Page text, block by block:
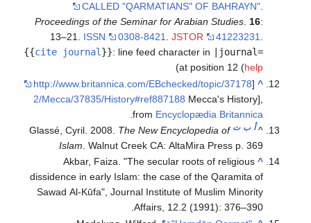
CALLED "QARMATIANS" OF BAHRAYN"
Proceedings of the Seminar for Arabian Studies .16
13–21.ISSN 0308-8421 .JSTOR 41223231
{{cite journal}} :line feed character in
|journal=
at position 12 (help
)
^
[
http://www.britannica.com/EBchecked/topic/37178
2/Mecca/37835/History#ref887188Mecca's History],
fromEncyclopædia Britannica
.
^أ ب ت Glassé, Cyril. 2008.The New Encyclopedia of
Islam . Walnut Creek CA: AltaMira Press p. 369
^
Akbar, Faiza. "The secular roots of religious
dissidence in early Islam: the case of the Qaramita of
Sawad Al‐Kūfa", Journal Institute of Muslim Minority
Affairs, 12.2 (1991): 376–390.